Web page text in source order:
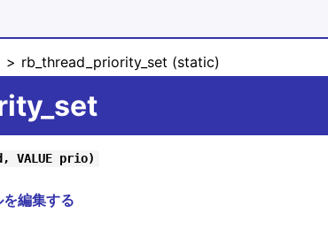
rb_thread_priority_set (static)
VALUE prio)
編集する